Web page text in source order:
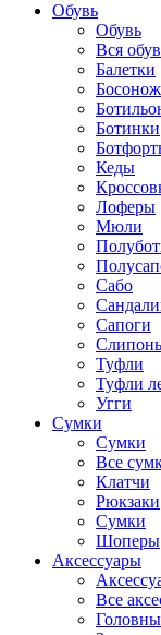
Обувь
Обувь
Вся
Балетки
Ботинки
Кеды
Лоферы
Мюли
Сабо
Сапоги
Туфли
Туфли
Угги
Сумки
Сумки
Все
Клатчи
Рюкзаки
Сумки
Шоперы
Аксессуары
Все